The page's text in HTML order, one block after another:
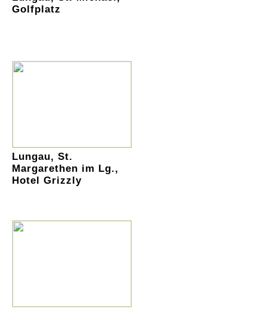
Golfplatz
Lungau, St.
Margarethen im Lg.,
Hotel Grizzly